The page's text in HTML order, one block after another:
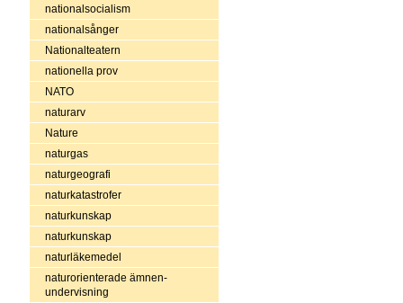
nationalsocialism
nationalsånger
Nationalteatern
nationella prov
NATO
naturarv
Nature
naturgas
naturgeografi
naturkatastrofer
naturkunskap
naturkunskap
naturläkemedel
naturorienterade ämnen-
undervisning